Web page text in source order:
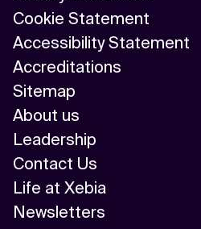
Cookie Statement
Accessibility Statement
Accreditations
Sitemap
About us
Leadership
Contact Us
Life at Xebia
Newsletters